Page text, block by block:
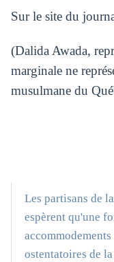
Sur le site du
(Dalida Awada,
marginale ne
musulmane du
Les partisans de
espèrent qu'une
ostentatoires de